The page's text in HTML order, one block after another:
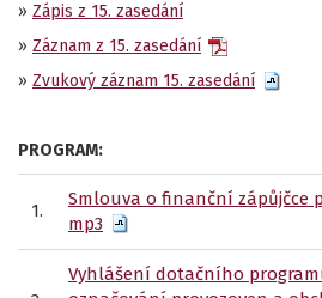
» Zápis z 15. zasedání
» Záznam z 15. zasedání
» Zvukový záznam 15. zasedání
PROGRAM:
1.
Smlouva o finanční zápůjčce
mp3
Vyhlášení dotačního